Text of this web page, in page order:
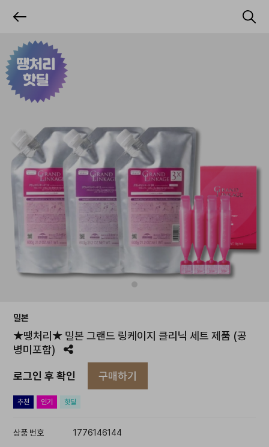
밀본
★땡처리★ 밀본 그랜드 링케이지 클리닉 세트 제품 (공
병미포함)
로그인 후 확인 구매하기
추천 인기 핫딜
상품 번호 1776146144